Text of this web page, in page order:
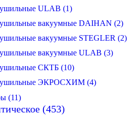
ULAB (1)
вакуумные DAIHAN (2)
вакуумные STEGLER (2)
вакуумные ULAB (3)
СКТБ (10)
ЭКРОСХИМ (4)
(11)
(453)